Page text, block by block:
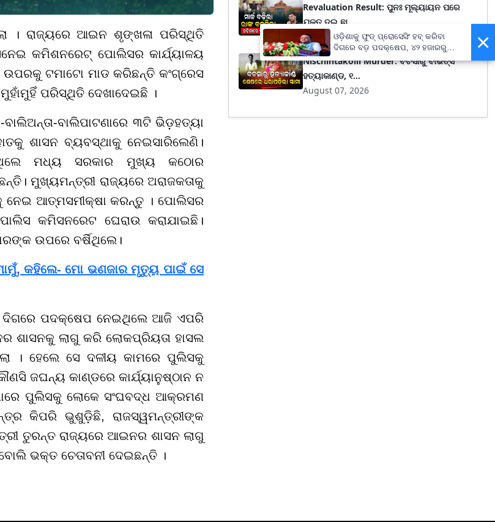
। ରାଜ୍ୟରେ ଆଇନ ଶୃଙ୍ଖଳା ପରିସ୍ଥିତି
କମିଶନରେଟ୍ ପୋଲିସର କାର୍ଯ୍ୟାଳୟ
ଟମାଟୋ ମାଡ କରିଛନ୍ତି କଂଗ୍ରେସ
ପରିସ୍ଥିତି ଦେଖାଦେଇଛି ।
ବାଲିପାଟଣାରେ ୩ଟି ଭିଡ଼ହତ୍ୟା
ଶାସନ ବ୍ୟବସ୍ଥାକୁ ନେଇସାରିଲେଣି।
ମଧ୍ୟ ସରକାର ମୁଖ୍ୟ କଠୋର
ମୁଖ୍ୟମନ୍ତ୍ରୀ ରାଜ୍ୟରେ ଅରାଜକତାକୁ
ନେଇ ଆତ୍ମସମୀକ୍ଷା କରନ୍ତୁ । ପୋଲିସର
କମିସନରେଟ ଘେରାଉ କରାଯାଇଛି।
ଉପରେ ବର୍ଷିଥିଲେ।
କହିଲେ- ମୋ ଭଣଜାର ମୃତ୍ୟୁ ପାଇଁ ସେ
ଦିଗରେ ପଦକ୍ଷେପ ନେଇଥିଲେ ଆଜି ଏପରି
ଶାସନକୁ ଲାଗୁ କରି ଲୋକପ୍ରିୟତା ହାସଲ
। ହେଲେ ସେ ଦଳୀୟ କାମରେ ପୁଲିସକୁ
ଜଘନ୍ୟ କାଣ୍ଡରେ କାର୍ଯ୍ୟାନୁଷ୍ଠାନ ନ
ପୁଲିସକୁ ଲୋକେ ସଂଘବଦ୍ଧ ଆକ୍ରମଣ
କିପରି ଭୁଶୁଡ଼ିଛି, ରାଜସ୍ୱମନ୍ତ୍ରୀଙ୍କ
ତୁରନ୍ତ ରାଜ୍ୟରେ ଆଇନର ଶାସନ ଲାଗୁ
ଭକ୍ତ ଚେତାବନୀ ଦେଇଛନ୍ତି ।
Revaluation Result: ପୁନଃ ମୂଲ୍ୟାୟନ ପରେ
ଯୁକ୍ତ ଦୁଇ ଛା...
August 07, 2026
Nischintakoili Murder: ବଚସାରୁ ବୀଭତ୍ସ
ହତ୍ୟାକାଣ୍ଡ, ୧...
August 07, 2026
×
ଓଡ଼ିଶାକୁ ଫୁଡ୍ ପ୍ରୋସେସିଂ ହବ୍ କରିବା
ଦିଗରେ ବଡ଼ ପଦକ୍ଷେପ, ୪୨ ହଜାରରୁ
ଅଧିକ ନିଯୁକ୍ତି ସୁଯୋଗ